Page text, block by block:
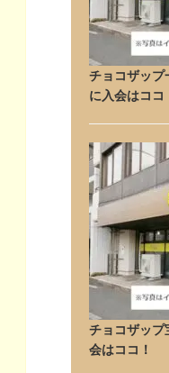
チョコザップ
に入会はココ
チョコザップ
会はココ！